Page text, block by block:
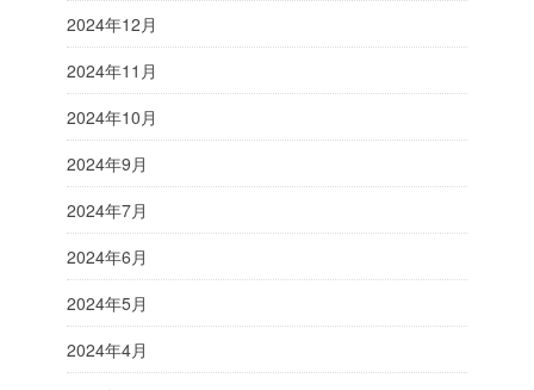
2024年12月
2024年11月
2024年10月
2024年9月
2024年7月
2024年6月
2024年5月
2024年4月